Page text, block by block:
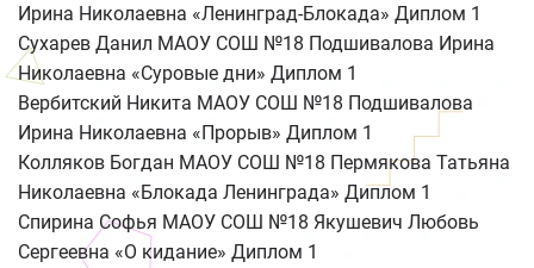
Ирина Николаевна «Ленинград-Блокада» Диплом 1
Сухарев Данил МАОУ СОШ №18 Подшивалова Ирина
Николаевна «Суровые дни» Диплом 1
Вербитский Никита МАОУ СОШ №18 Подшивалова
Ирина Николаевна «Прорыв» Диплом 1
Колляков Богдан МАОУ СОШ №18 Пермякова Татьяна
Николаевна «Блокада Ленинграда» Диплом 1
Спирина Софья МАОУ СОШ №18 Якушевич Любовь
Сергеевна «О кидание» Диплом 1